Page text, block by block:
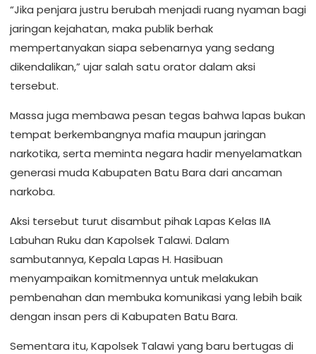
“Jika penjara justru berubah menjadi ruang nyaman bagi
jaringan kejahatan, maka publik berhak
mempertanyakan siapa sebenarnya yang sedang
dikendalikan,” ujar salah satu orator dalam aksi
tersebut.
Massa juga membawa pesan tegas bahwa lapas bukan
tempat berkembangnya mafia maupun jaringan
narkotika, serta meminta negara hadir menyelamatkan
generasi muda Kabupaten Batu Bara dari ancaman
narkoba.
Aksi tersebut turut disambut pihak Lapas Kelas IIA
Labuhan Ruku dan Kapolsek Talawi. Dalam
sambutannya, Kepala Lapas H. Hasibuan
menyampaikan komitmennya untuk melakukan
pembenahan dan membuka komunikasi yang lebih baik
dengan insan pers di Kabupaten Batu Bara.
Sementara itu, Kapolsek Talawi yang baru bertugas di